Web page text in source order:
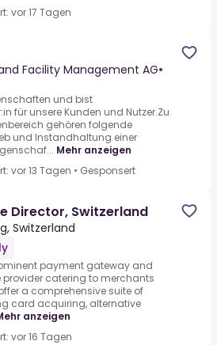
vor 17 Tagen
Facility Management AG•
und bist
für unsere Kunden und Nutzer.Zu
gehören folgende
und Instandhaltung einer
Mehr anzeigen
vor 13 Tagen • Gesponsert
Director, Switzerland
Switzerland
payment gateway and
provider catering to merchants
a comprehensive suite of
card acquiring, alternative
anzeigen
vor 16 Tagen